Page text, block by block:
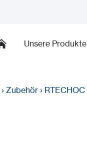
Unsere Produkte
› Zubehör › RTECHOC